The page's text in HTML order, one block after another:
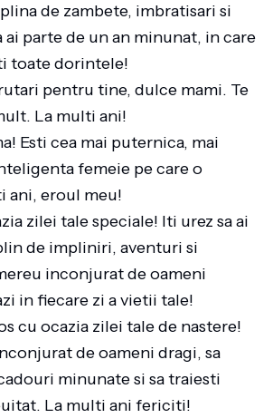
de zambete, imbratisari si
ai parte de un an minunat, in care
toate dorintele!
pentru tine, dulce mami. Te
La multi ani!
Esti cea mai puternica, mai
femeie pe care o
ani, eroul meu!
zilei tale speciale! Iti urez sa ai
de impliniri, aventuri si
inconjurat de oameni
in fiecare zi a vietii tale!
cu ocazia zilei tale de nastere!
de oameni dragi, sa
minunate si sa traiesti
La multi ani fericiti!